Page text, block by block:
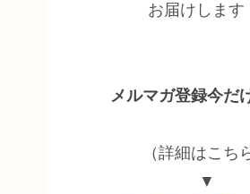
お届けします
メルマガ登録今だ
（詳細はこち
▼